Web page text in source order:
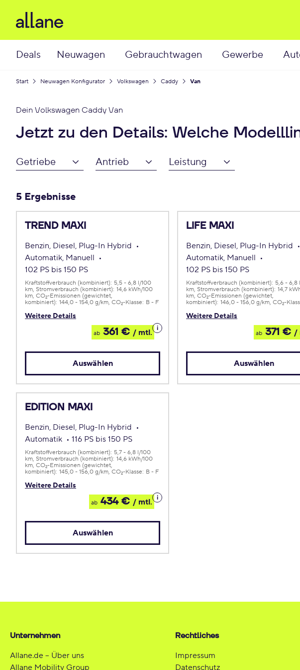
Deals Neuwagen Gebrauchtwagen Gewerbe
DeinVolkswagen Caddy Van
Jetzt zu den Details: Welche
Getriebe Antrieb Leistung
5 Ergebnisse
TREND MAXI
Benzin, Diesel, Plug-In Hybrid
Automatik, Manuell
102 PS bis 150 PS
Weitere Details
Kraftstoffverbrauch (kombiniert): 5,5 - 6,8 l/100
km Stromverbrauch (kombiniert): 14,6 kWh/100
km CO2-Emissionen (gewichtet,
kombiniert): 144,0 - 154,0 g/km CO2-Klasse: B - F
ab 361 € / mtl.
Details
zum
Auswählen
LIFE MAXI
Benzin, Diesel, Plug-In Hybrid
Automatik, Manuell
102 PS bis 150 PS
Weitere Details
Kraftstoffverbrauch (kombiniert): 5,6 - 6,8
km Stromverbrauch (kombiniert): 14,7
km CO2-Emissionen (gewichtet,
kombiniert): 146,0 - 156,0 g/km CO2-
ab 371 € /
Auswählen
EDITION MAXI
Benzin, Diesel, Plug-In Hybrid
Automatik
116 PS bis 150 PS
Weitere Details
Kraftstoffverbrauch (kombiniert): 5,7 - 6,8 l/100
km Stromverbrauch (kombiniert): 14,6 kWh/100
km CO2-Emissionen (gewichtet,
kombiniert): 145,0 - 156,0 g/km CO2-Klasse: B - F
ab 434 € / mtl.
Details
zum
Auswählen
Start Neuwagen Konfigurator Volkswagen Caddy Van
Unternehmen
Allane.de – Über uns
Allane Mobility Group
Rechtliches
Impressum
Datenschutz